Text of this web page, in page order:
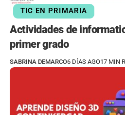
TIC EN PRIMARIA
Actividades de
primer grado
SABRINA DEMARCO6 DÍAS AGO17 MIN